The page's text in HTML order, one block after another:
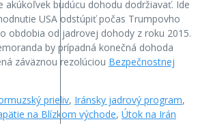
akúkoľvek budúcu dohodu dodržiavať. Ide
USA odstúpiť počas Trumpovho
obdobia od jadrovej dohody z roku 2015.
by prípadná konečná dohoda
záväznou rezolúciou Bezpečnostnej
prieliv, Iránsky jadrový program,
na Blízkom východe, Útok na Irán